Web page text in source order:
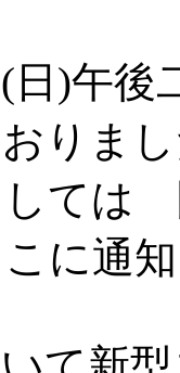
日)午
おり
ては
に通